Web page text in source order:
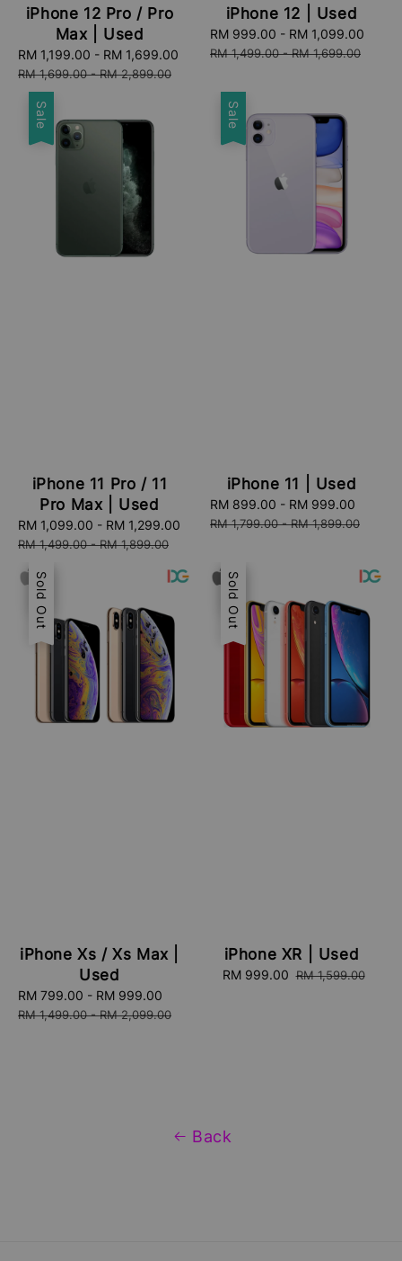
iPhone 12 Pro / Pro
Max | Used
Sale
price
RM 1,199.00 - RM 1,699.00
Regular
RM 1,699.00-RM 2,899.00
iPhone 12 | Used
Sale
price
RM 999.00 - RM 1,099.00
RM 1,499.00-RM 1,699.00
Sale
iPhone 11 Pro / 11
Pro Max | Used
Sale
price
RM 1,099.00 - RM 1,299.00
Regular
RM 1,499.00-RM 1,899.00
Sale
iPhone 11 | Used
Sale
price
RM 899.00 - RM 999.00
RM 1,799.00-RM 1,899.00
Sale
Sold Out
iPhone Xs / Xs Max |
Used
Sale
price
RM 799.00 - RM 999.00
price
RM 1,499.00-RM 2,099.00
Sale
Sold Out
iPhone XR | Used
Sale
RM 999.00 Regular
RM 1,599.00
Back